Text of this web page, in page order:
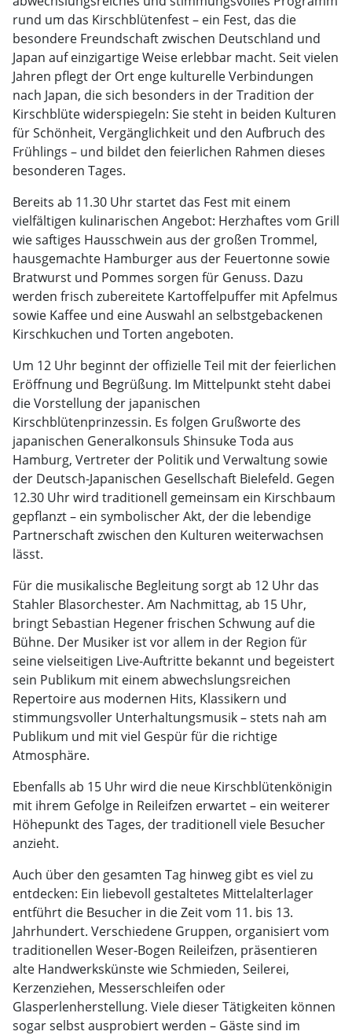
rund um das Kirschblütenfest – ein Fest, das die
besondere Freundschaft zwischen Deutschland und
Japan auf einzigartige Weise erlebbar macht. Seit vielen
Jahren pflegt der Ort enge kulturelle Verbindungen
nach Japan, die sich besonders in der Tradition der
Kirschblüte widerspiegeln: Sie steht in beiden Kulturen
für Schönheit, Vergänglichkeit und den Aufbruch des
Frühlings – und bildet den feierlichen Rahmen dieses
besonderen Tages.
Bereits ab 11.30 Uhr startet das Fest mit einem
vielfältigen kulinarischen Angebot: Herzhaftes vom Grill
wie saftiges Hausschwein aus der großen Trommel,
hausgemachte Hamburger aus der Feuertonne sowie
Bratwurst und Pommes sorgen für Genuss. Dazu
werden frisch zubereitete Kartoffelpuffer mit Apfelmus
sowie Kaffee und eine Auswahl an selbstgebackenen
Kirschkuchen und Torten angeboten.
Um 12 Uhr beginnt der offizielle Teil mit der feierlichen
Eröffnung und Begrüßung. Im Mittelpunkt steht dabei
die Vorstellung der japanischen
Kirschblütenprinzessin. Es folgen Grußworte des
japanischen Generalkonsuls Shinsuke Toda aus
Hamburg, Vertreter der Politik und Verwaltung sowie
der Deutsch-Japanischen Gesellschaft Bielefeld. Gegen
12.30 Uhr wird traditionell gemeinsam ein Kirschbaum
gepflanzt – ein symbolischer Akt, der die lebendige
Partnerschaft zwischen den Kulturen weiterwachsen
lässt.
Für die musikalische Begleitung sorgt ab 12 Uhr das
Stahler Blasorchester. Am Nachmittag, ab 15 Uhr,
bringt Sebastian Hegener frischen Schwung auf die
Bühne. Der Musiker ist vor allem in der Region für
seine vielseitigen Live-Auftritte bekannt und begeistert
sein Publikum mit einem abwechslungsreichen
Repertoire aus modernen Hits, Klassikern und
stimmungsvoller Unterhaltungsmusik – stets nah am
Publikum und mit viel Gespür für die richtige
Atmosphäre.
Ebenfalls ab 15 Uhr wird die neue Kirschblütenkönigin
mit ihrem Gefolge in Reileifzen erwartet – ein weiterer
Höhepunkt des Tages, der traditionell viele Besucher
anzieht.
Auch über den gesamten Tag hinweg gibt es viel zu
entdecken: Ein liebevoll gestaltetes Mittelalterlager
entführt die Besucher in die Zeit vom 11. bis 13.
Jahrhundert. Verschiedene Gruppen, organisiert vom
traditionellen Weser-Bogen Reileifzen, präsentieren
alte Handwerkskünste wie Schmieden, Seilerei,
Kerzenziehen, Messerschleifen oder
Glasperlenherstellung. Viele dieser Tätigkeiten können
sogar selbst ausprobiert werden – Gäste sind im